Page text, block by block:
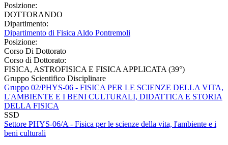
Posizione:
DOTTORANDO
Dipartimento:
Dipartimento di Fisica Aldo Pontremoli
Posizione:
Corso Di Dottorato
Corso di Dottorato:
FISICA, ASTROFISICA E FISICA APPLICATA (39°)
Gruppo Scientifico Disciplinare
Gruppo 02/PHYS-06 - FISICA PER LE SCIENZE DELLA VITA,
L'AMBIENTE E I BENI CULTURALI, DIDATTICA E STORIA
DELLA FISICA
SSD
Settore PHYS-06/A - Fisica per le scienze della vita, l'ambiente e i
beni culturali